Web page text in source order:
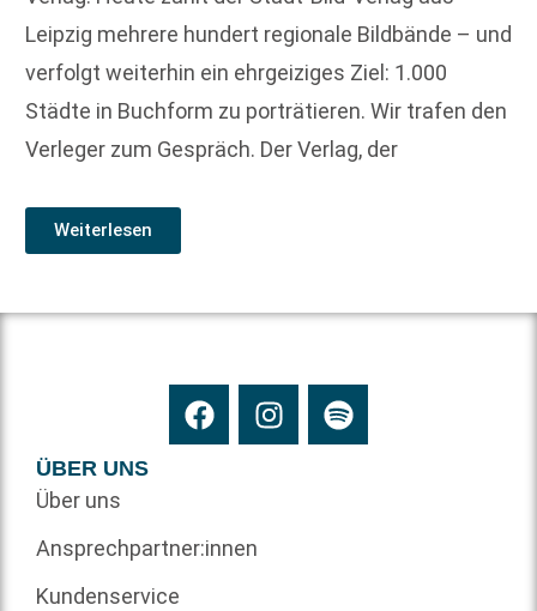
Leipzig mehrere hundert regionale Bildbände – und
verfolgt weiterhin ein ehrgeiziges Ziel: 1.000
Städte in Buchform zu porträtieren. Wir trafen den
Verleger zum Gespräch. Der Verlag, der
Weiterlesen
ÜBER UNS
Über uns
Ansprechpartner:innen
Kundenservice